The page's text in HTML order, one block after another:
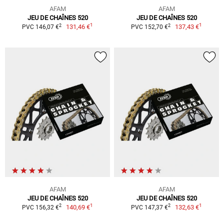
AFAM
JEU DE CHAÎNES 520
PVC 146,07 €2 131,46 €1
AFAM
JEU DE CHAÎNES 520
PVC 152,70 €2 137,43 €1
AFAM
JEU DE CHAÎNES 520
PVC 156,32 €2 140,69 €1
AFAM
JEU DE CHAÎNES 520
PVC 147,37 €2 132,63 €1